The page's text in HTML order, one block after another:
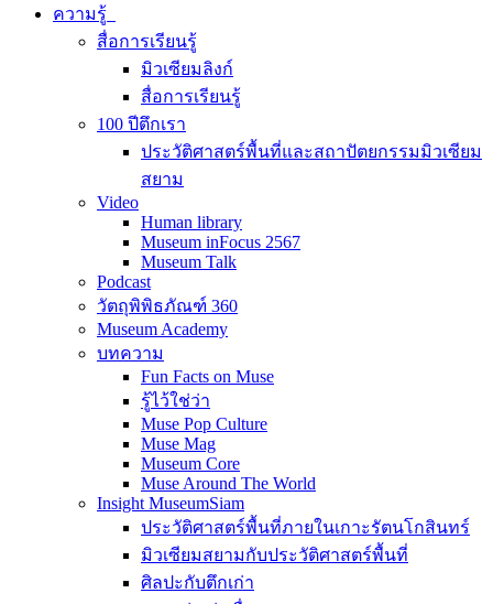
ความรู้
สื่อการเรียนรู้
มิวเซียมลิงก์
สื่อการเรียนรู้
100 ปีตึกเรา
ประวัติศาสตร์พื้นที่และสถาปัตยกรรมมิวเซียม
สยาม
Video
Human library
Museum inFocus 2567
Museum Talk
Podcast
วัตถุพิพิธภัณฑ์ 360
Museum Academy
บทความ
Fun Facts on Muse
รู้ไว้ใช่ว่า
Muse Pop Culture
Muse Mag
Museum Core
Muse Around The World
Insight MuseumSiam
ประวัติศาสตร์พื้นที่ภายในเกาะรัตนโกสินทร์
มิวเซียมสยามกับประวัติศาสตร์พื้นที่
ศิลปะกับตึกเก่า